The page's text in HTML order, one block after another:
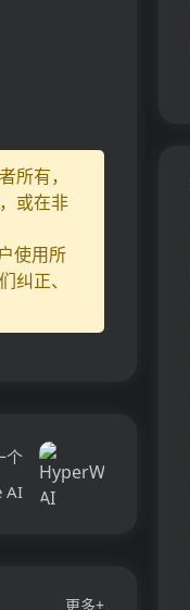
所有，
或在非
使用所
纠正、
个
AI
更多+